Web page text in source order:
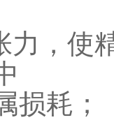
力，使
损耗；